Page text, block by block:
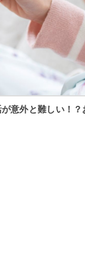
意外と難しい！？